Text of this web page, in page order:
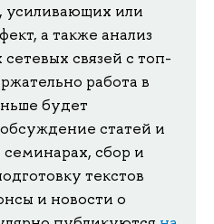
усиливающих или
а также анализ
связей с топ-
работа в
будет
статей и
сбор и
текстов
и новости о